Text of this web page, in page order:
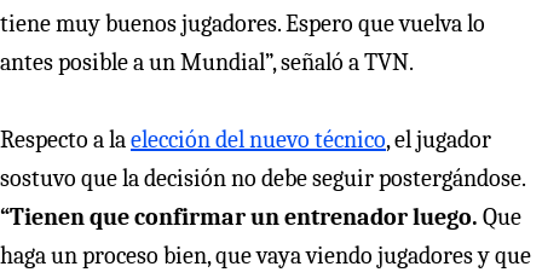
tiene muy buenos jugadores. Espero que vuelva lo
antes posible a un Mundial”, señaló a TVN.
Respecto a laelección del nuevo técnico, el jugador
sostuvo que la decisión no debe seguir postergándose.
“Tienen que confirmar un entrenador luego. Que
haga un proceso bien, que vaya viendo jugadores y que